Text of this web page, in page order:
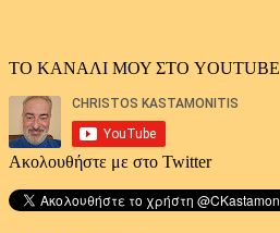
ΤΟ ΚΑΝΑΛΙ ΜΟΥ ΣΤΟ YOUTUBE
Ακολουθήστε με στο Twitter